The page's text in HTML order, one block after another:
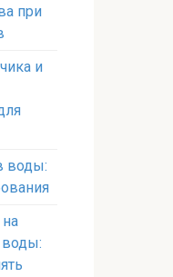
при
и
воды:
воды: